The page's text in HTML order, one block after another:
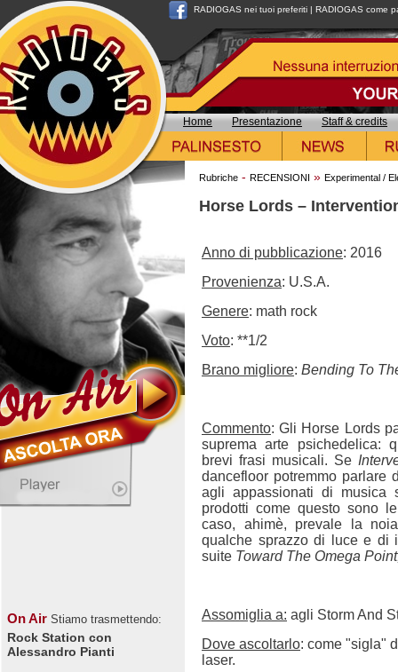
RADIOGAS nei tuoi preferiti | RADIOGAS come
Home Presentazione Staff & credits
On Air Stiamo trasmettendo:
Rock Station con
Alessandro Pianti
Rubriche - RECENSIONI » Experimental /
Horse Lords –
Anno di pubblicazione: 2016
Provenienza: U.S.A.
Genere: math rock
Voto: **1/2
Brano migliore: Bending To
Commento: Gli Horse Lords
suprema arte psichedelica:
brevi frasi musicali. Se
dancefloor potremmo parlare
agli appassionati di musica
prodotti come questo sono
caso, ahimè, prevale la
qualche sprazzo di luce e di
suite Toward The Omega
Assomiglia a: agli Storm And
Dove ascoltarlo: come "sigla"
laser.